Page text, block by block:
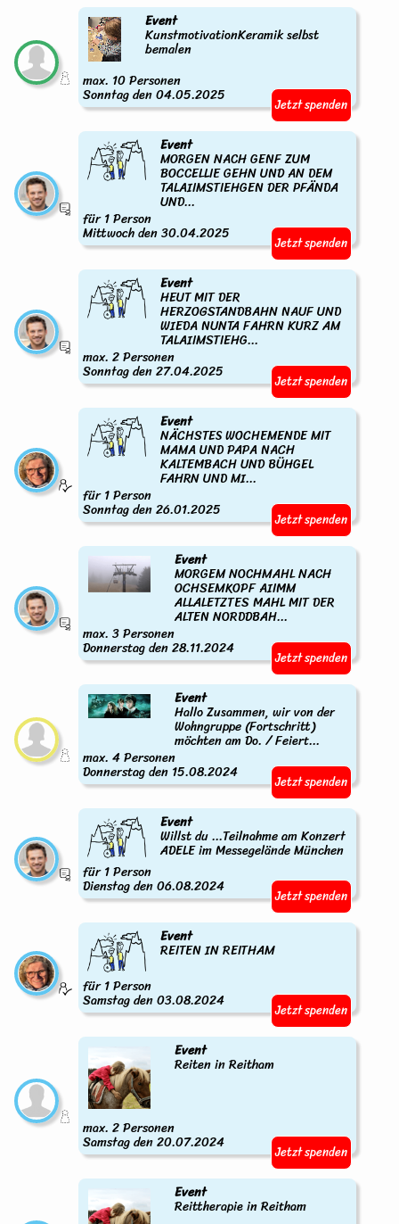
Event
KunstmotivationKeramik selbst
bemalen
max. 10 Personen
Sonntag den 04.05.2025 Jetzt spenden
Event
MORGEN NACH GENF ZUM
BOCCELLIE GEHN UND AN DEM
TALAIIMSTIEHGEN DER PFÄNDA
UND...
für 1 Person
Mittwoch den 30.04.2025 Jetzt spenden
Event
HEUT MIT DER
HERZOGSTANDBAHN NAUF UND
WIEDA NUNTA FAHRN KURZ AM
TALAIIMSTIEHG...
max. 2 Personen
Sonntag den 27.04.2025 Jetzt spenden
Event
NÄCHSTES WOCHEMENDE MIT
MAMA UND PAPA NACH
KALTEMBACH UND BÜHGEL
FAHRN UND MI...
für 1 Person
Sonntag den 26.01.2025 Jetzt spenden
Event
MORGEM NOCHMAHL NACH
OCHSEMKOPF AIIMM
ALLALETZTES MAHL MIT DER
ALTEN NORDDBAH...
max. 3 Personen
Donnerstag den 28.11.2024 Jetzt spenden
Event
Hallo Zusammen, wir von der
Wohngruppe (Fortschritt)
möchten am Do. / Feiert...
max. 4 Personen
Donnerstag den 15.08.2024 Jetzt spenden
Event
Willst du ...Teilnahme am Konzert
ADELE im Messegelände München
für 1 Person
Dienstag den 06.08.2024 Jetzt spenden
Event
REITEN IN REITHAM
für 1 Person
Samstag den 03.08.2024 Jetzt spenden
Event
Reiten in Reitham
max. 2 Personen
Samstag den 20.07.2024 Jetzt spenden
Event
Reittherapie in Reitham